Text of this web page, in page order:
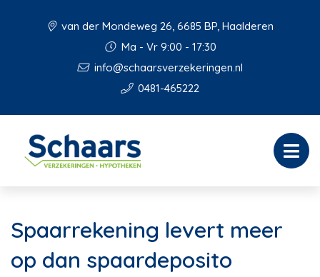
van der Mondeweg 26, 6685 BP, Haalderen
Ma - Vr 9:00 - 17:30
info@schaarsverzekeringen.nl
0481-465222
Spaarrekening levert meer
op dan spaardeposito